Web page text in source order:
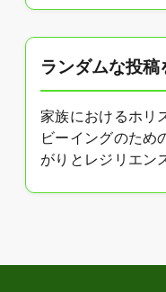
ランダムな投稿
家族におけるホリ
ビーイングのため
がりとレジリエン